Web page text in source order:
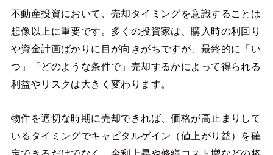
不動産投資において、売却タイミングを意識することは
想像以上に重要です。多くの投資家は、購入時の利回り
や資金計画ばかりに目が向きがちですが、最終的に「い
つ」「どのような条件で」売却するかによって得られる
利益やリスクは大きく変わります。
物件を適切な時期に売却できれば、価格が高止まりして
いるタイミングでキャピタルゲイン（値上がり益）を確